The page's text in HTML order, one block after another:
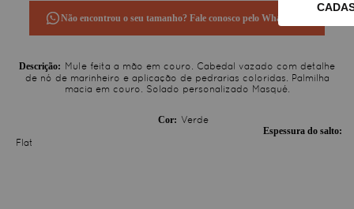
Não encontrou o seu tamanho? Fale conosco pelo WhatsApp.
Mule feita a mão em couro. Cabedal vazado com detalhe
de nó de marinheiro e aplicação de pedrarias coloridas. Palmilha
macia em couro. Solado personalizado Masqué.
Cor
Verde
Espessura do salto
Flat